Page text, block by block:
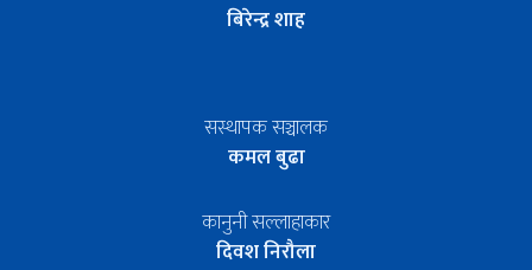
बिरेन्द्र शाह
सस्थापक सञ्चालक
कमल बुढा
कानुनी सल्लाहाकार
दिवश निरौला